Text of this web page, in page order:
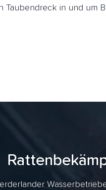
Taubendreck in und um